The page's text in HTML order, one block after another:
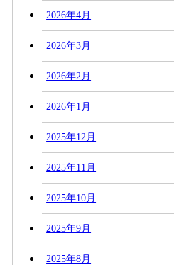
2026年4月
2026年3月
2026年2月
2026年1月
2025年12月
2025年11月
2025年10月
2025年9月
2025年8月